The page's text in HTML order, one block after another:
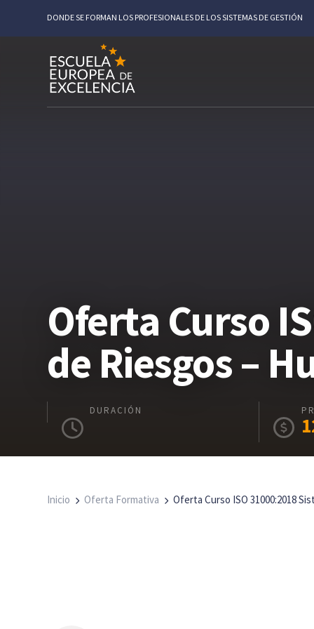
DONDE SE FORMAN LOS PROFESIONALES DE LOS SISTEMAS DE GESTIÓN
Oferta Curso
de Riesgos –
DURACIÓN
Inicio Oferta Formativa Oferta Curso ISO 31000:2018